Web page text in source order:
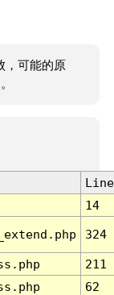
，可能的原
Line
14
324
211
62